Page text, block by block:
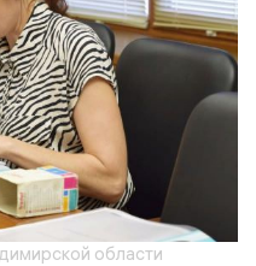
области